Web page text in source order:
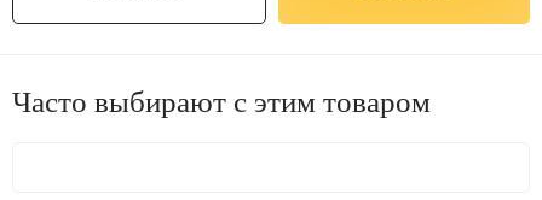
Часто выбирают с этим товаром